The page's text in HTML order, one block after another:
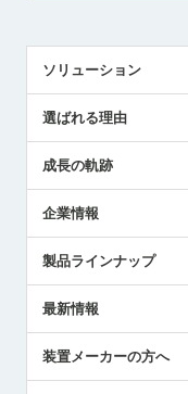
ソリューション
解決策提案
選ばれる理由
成長の軌跡
企業情報
ごあいさつ
受賞履歴
採用情報
国/地域/言語
製品ラインナップ
ツールセッタ製品
エアマイクロセンサ製品
最新情報
メトロールの技術
装置メーカーの方へ